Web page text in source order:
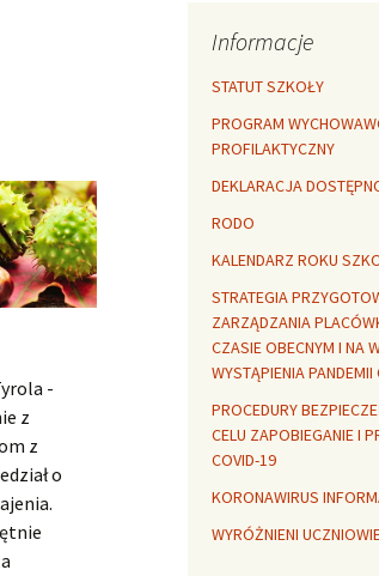
termiczna
Libre Office
2019 2020
fotografie z Learning for healthy
Jolanta Okuniewska
-
z
z
o
Informacje
STATUT SZKOŁY
PROGRAM
PROFILAKTYCZNY
DEKLARACJA
RODO
KALENDARZ ROKU
STRATEGIA
ZARZĄDZANIA
CZASIE OBECNYM I NA
WYSTĄPIENIA
PROCEDURY
CELU ZAPOBIEGANIE I
COVID-19
KORONAWIRUS
WYRÓŻNIENI